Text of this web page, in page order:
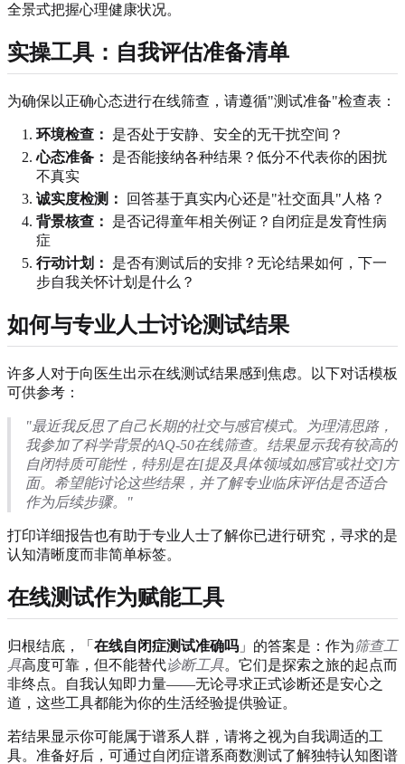
全景式把握心理健康状况。
实操工具：自我评估准备清单
为确保以正确心态进行在线筛查，请遵循"测试准备"检查表：
环境检查：
是否处于安静、安全的无干扰空间？
心态准备：
是否能接纳各种结果？低分不代表你的困扰
不真实
诚实度检测：
回答基于真实内心还是"社交面具"人格？
背景核查：
是否记得童年相关例证？自闭症是发育性病
症
行动计划：
是否有测试后的安排？无论结果如何，下一
步自我关怀计划是什么？
如何与专业人士讨论测试结果
许多人对于向医生出示在线测试结果感到焦虑。以下对话模板
可供参考：
"最近我反思了自己长期的社交与感官模式。为理清思路，
我参加了科学背景的AQ-50在线筛查。结果显示我有较高的
自闭特质可能性，特别是在[提及具体领域如感官或社交]方
面。希望能讨论这些结果，并了解专业临床评估是否适合
作为后续步骤。"
打印详细报告也有助于专业人士了解你已进行研究，寻求的是
认知清晰度而非简单标签。
在线测试作为赋能工具
归根结底，「 在线自闭症测试准确吗 」的答案是：作为筛查工
具高度可靠，但不能替代诊断工具。它们是探索之旅的起点而
非终点。自我认知即力量——无论寻求正式诊断还是安心之
道，这些工具都能为你的生活经验提供验证。
若结果显示你可能属于谱系人群，请将之视为自我调适的工
具。准备好后，可通过自闭症谱系商数测试了解独特认知图谱